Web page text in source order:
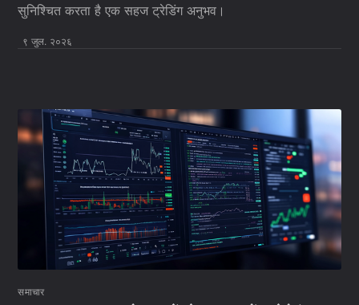
सुनिश्चित करता है एक सहज ट्रेडिंग अनुभव।
९ जुल. २०२६
समाचार